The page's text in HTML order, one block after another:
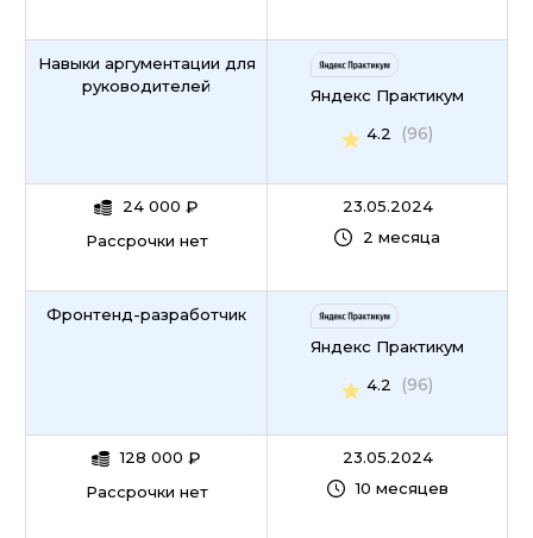
Навыки аргументации для
руководителей
24 000 ₽
Рассрочки нет
Яндекс Практикум
4.2
(96)
23.05.2024
2 месяца
Фронтенд-разработчик
128 000 ₽
Рассрочки нет
Яндекс Практикум
4.2
(96)
23.05.2024
10 месяцев